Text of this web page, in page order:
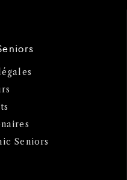
Seniors